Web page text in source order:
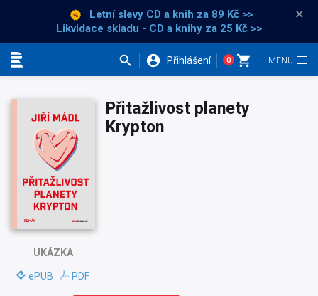
Letní slevy CD a knih za 89 Kč >>
Likvidace skladu - CD a knihy za 25 Kč >>
×
Přihlášení 0
UKÁZKA
ePUB PDF
Přitažlivost planety
Krypton